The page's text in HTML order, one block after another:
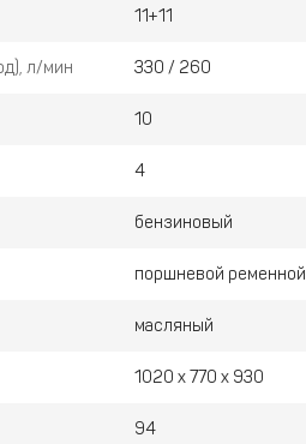
11+11
л/мин 330 / 260
10
4
бензиновый
поршневой ременной
масляный
1020 x 770 x 930
94